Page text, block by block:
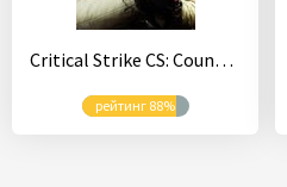
Critical Strike CS: Counter Terrorist Online FPS
рейтинг 88%